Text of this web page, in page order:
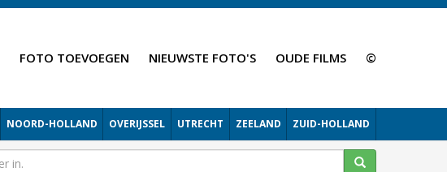
FOTO TOEVOEGEN NIEUWSTE FOTO'S OUDE FILMS ©
NOORD-HOLLAND OVERIJSSEL UTRECHT ZEELAND ZUID-HOLLAND